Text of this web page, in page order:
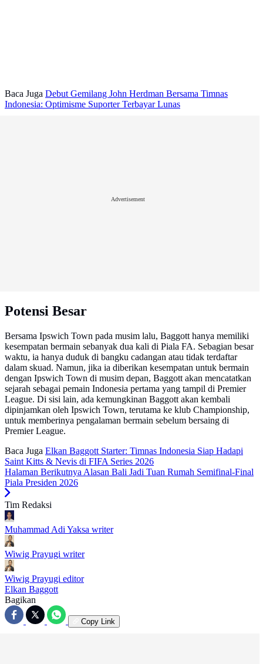
Baca Juga Debut Gemilang John Herdman Bersama Timnas
Indonesia: Optimisme Suporter Terbayar Lunas
Advertisement
Potensi Besar
Bersama Ipswich Town pada musim lalu, Baggott hanya memiliki
kesempatan bermain sebanyak dua kali di Piala FA. Sebagian besar
waktu, ia hanya duduk di bangku cadangan atau tidak terdaftar
dalam skuad. Namun, jika ia diberikan kesempatan untuk bermain
dengan Ipswich Town di musim depan, Baggott akan mencatatkan
sejarah sebagai pemain Indonesia pertama yang tampil di Premier
League. Di sisi lain, ada kemungkinan Baggott akan kembali
dipinjamkan oleh Ipswich Town, terutama ke klub Championship,
untuk memberinya pengalaman bermain sebelum bersaing di
Premier League.
Baca Juga Elkan Baggott Starter: Timnas Indonesia Siap Hadapi
Saint Kitts & Nevis di FIFA Series 2026
Halaman Berikutnya Alasan Bali Jadi Tuan Rumah Semifinal-Final
Piala Presiden 2026
Tim Redaksi
Muhammad Adi Yaksa writer
Wiwig Prayugi writer
Wiwig Prayugi editor
Elkan Baggott
Bagikan
Copy Link